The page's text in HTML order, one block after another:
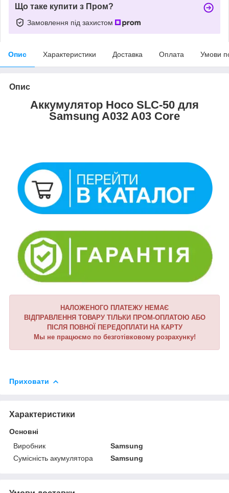
Що таке купити з Пром?
Замовлення під захистом
Опис Характеристики Доставка Оплата Умови
Опис
Аккумулятор Hoco SLC-50 для
Samsung A032 A03 Core
НАЛОЖЕНОГО ПЛАТЕЖУ НЕМАЄ
ВІДПРАВЛЕННЯ ТОВАРУ ТІЛЬКИ ПРОМ-ОПЛАТОЮ АБО
ПІСЛЯ ПОВНОЇ ПЕРЕДОПЛАТИ НА КАРТУ
Мы не працюємо по безготівковому розрахунку!
Приховати
Характеристики
Основні
Виробник
Samsung
Сумісність акумулятора
Samsung